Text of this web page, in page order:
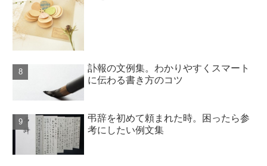
訃報の文例集。わかりやすくスマート
に伝わる書き方のコツ
弔辞を初めて頼まれた時。困ったら参
考にしたい例文集